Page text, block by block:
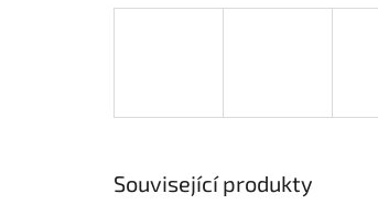
Související produkty